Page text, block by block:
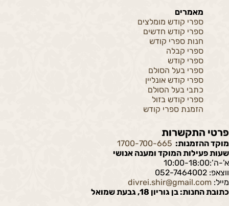
מאמרים
ספרי קודש מומלצים
ספרי קודש חדשים
חנות ספרי קודש
ספרי קבלה
ספרי קודש
ספרי בעל הסולם
ספרי קודש אונליין
כתבי בעל הסולם
ספרי קודש בזול
הזמנת ספרי קודש
פרטי התקשרות
מוקד ההזמנות: 1700-700-665
שעות פעילות המוקד ומענה אנושי
א’-ה’:10:00-18:00
ווצאפ: 052-7464002
מייל: divrei.shir@gmail.com
כתובת החנות: בן גוריון 18, גבעת שמואל